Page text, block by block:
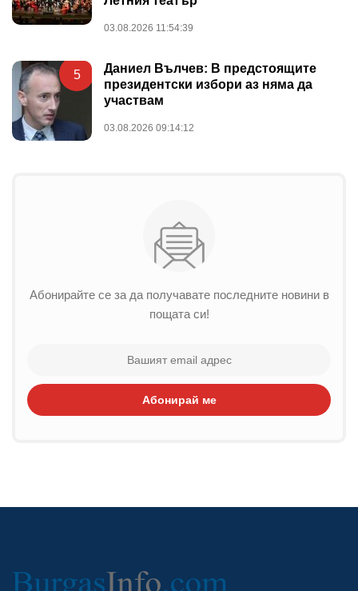
03.08.2026 11:54:39
5
Даниел Вълчев: В предстоящите
президентски избори аз няма да
участвам
03.08.2026 09:14:12
Абонирайте се за да получавате последните новини в
пощата си!
Абонирай ме